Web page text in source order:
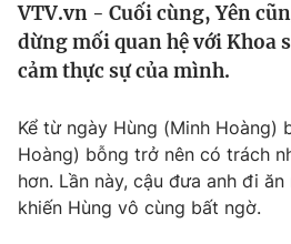
Thế giới
Tin tức
Câu chuyện quốc tế
Kinh tế
Tài chính
Thị trường
Góc doanh nghiệp
Dữ liệu và đời sống
Truyền hình
VTV.vn - Cuối cùng, Yên
dừng mối quan hệ với Khoa
cảm thực sự của mình.
Kể từ ngày Hùng (Minh Hoàng)
Hoàng) bỗng trở nên có trách
hơn. Lần này, cậu đưa anh đi
khiến Hùng vô cùng bất ngờ.